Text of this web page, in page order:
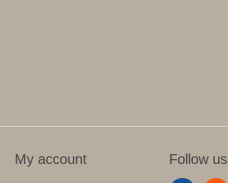
My account Follow us